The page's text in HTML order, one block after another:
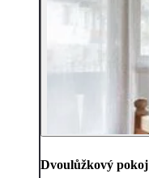
Dvoulůžkový pokoj